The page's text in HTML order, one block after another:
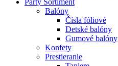
Párty Sortiment
Balóny
Čísla fóliové
Detské balóny
Gumové balóny
Konfety
Prestieranie